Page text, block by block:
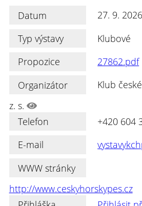
Datum
27. 9. 2026
Typ výstavy
Klubové
Propozice
27862.pdf
Organizátor
Klub
z. s.
Telefon
+420 604
E-mail
WWW stránky
http://www.ceskyhorskypes.cz